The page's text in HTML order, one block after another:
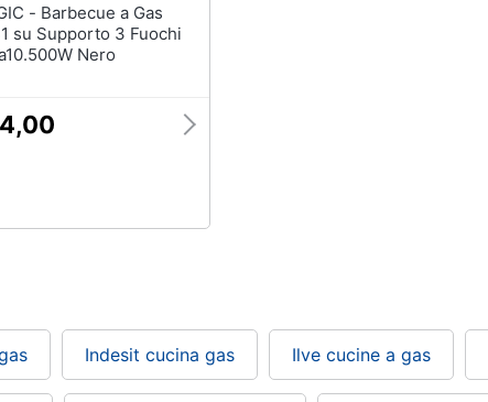
a Gas
su Supporto 3 Fuochi
Nero
Indesit cucina gas Ilve cucine a gas